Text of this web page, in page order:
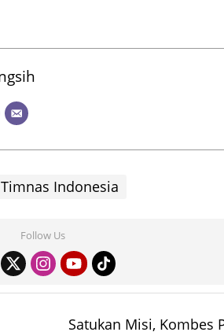
Timnas Indonesia
Follow Us
Satukan Misi, Kombes